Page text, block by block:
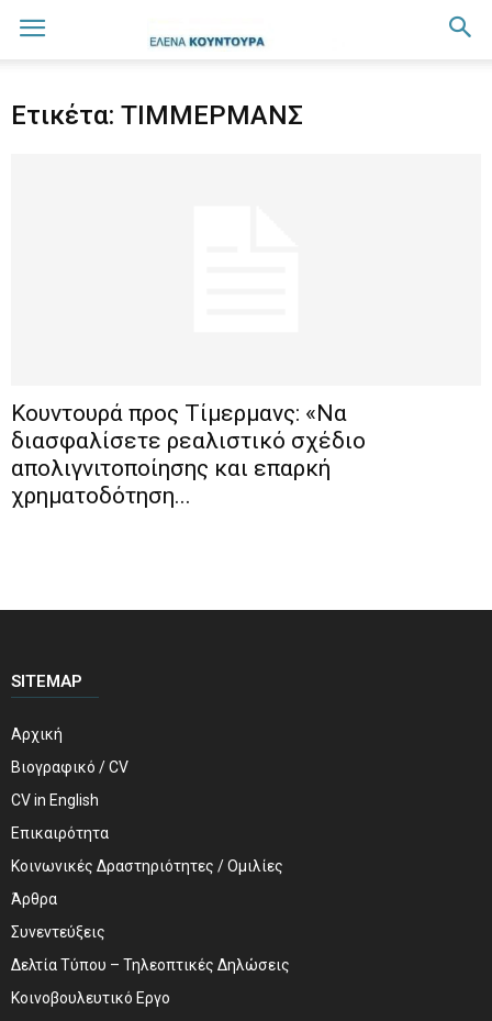
Ετικέτα: ΤΙΜΜΕΡΜΑΝΣ
Κουντουρά προς Τίμερμανς: «Να
διασφαλίσετε ρεαλιστικό σχέδιο
απολιγνιτοποίησης και επαρκή
χρηματοδότηση...
SITEMAP
Αρχική
Βιογραφικό / CV
CV in English
Επικαιρότητα
Κοινωνικές Δραστηριότητες / Ομιλίες
Άρθρα
Συνεντεύξεις
Δελτία Τύπου – Τηλεοπτικές Δηλώσεις
Κοινοβουλευτικό Εργο